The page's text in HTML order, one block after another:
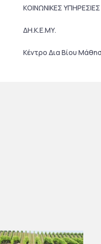
ΚΟΙΝΩΝΙΚΕΣ ΥΠΗΡΕΣΙΕΣ
ΔΗ.Κ.Ε.ΜΥ.
Κέντρο Δια Βίου